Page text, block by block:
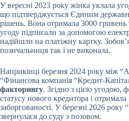
У вересні 2023 року жінка уклала
що підтверджується Єдиним
рішень. Вона отримала 3000 гривень
угоду підписали за допомогою
надійшли на платіжну картку.
позичальниця так і не виконала.
Наприкінці березня 2024 року між
“Фінансова компанія “Кредит-
факторингу. Згідно з цією угодою,
статусу нового кредитора і
заборгованості. У березні 2026 року
звернулася до суду з позовом.